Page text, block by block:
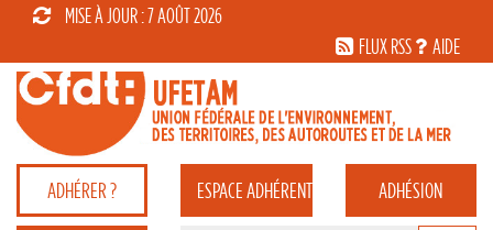
MISE À JOUR : 7 AOÛT 2026
FLUX RSS
AIDE
ADHÉRER ? ESPACEADHÉRENT ADHÉSION